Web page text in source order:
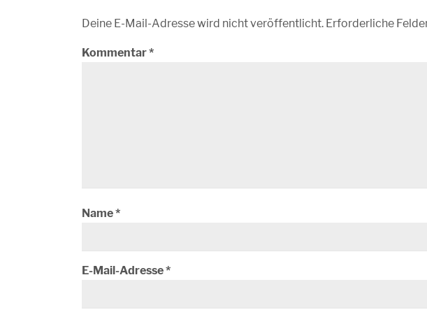
Deine E-Mail-Adresse wird nicht veröffentlicht. Erforderliche
Kommentar*
Name*
E-Mail-Adresse*